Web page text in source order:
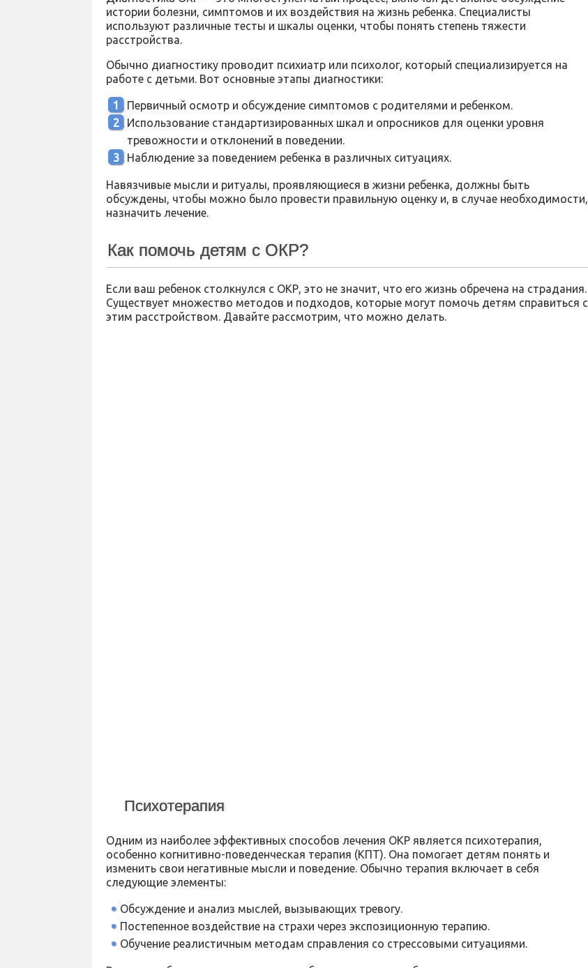
истории болезни, симптомов и их воздействия на жизнь ребенка. Специалисты
используют различные тесты и шкалы оценки, чтобы понять степень тяжести
расстройства.
Обычно диагностику проводит психиатр или психолог, который специализируется на
работе с детьми. Вот основные этапы диагностики:
Первичный осмотр и обсуждение симптомов с родителями и ребенком.
Использование стандартизированных шкал и опросников для оценки уровня
тревожности и отклонений в поведении.
Наблюдение за поведением ребенка в различных ситуациях.
Навязчивые мысли и ритуалы, проявляющиеся в жизни ребенка, должны быть
обсуждены, чтобы можно было провести правильную оценку и, в случае необходимости,
назначить лечение.
Как помочь детям с ОКР?
Если ваш ребенок столкнулся с ОКР, это не значит, что его жизнь обречена на страдания.
Существует множество методов и подходов, которые могут помочь детям справиться с
этим расстройством. Давайте рассмотрим, что можно делать.
Психотерапия
Одним из наиболее эффективных способов лечения ОКР является психотерапия,
особенно когнитивно-поведенческая терапия (КПТ). Она помогает детям понять и
изменить свои негативные мысли и поведение. Обычно терапия включает в себя
следующие элементы:
Обсуждение и анализ мыслей, вызывающих тревогу.
Постепенное воздействие на страхи через экспозиционную терапию.
Обучение реалистичным методам справления со стрессовыми ситуациями.